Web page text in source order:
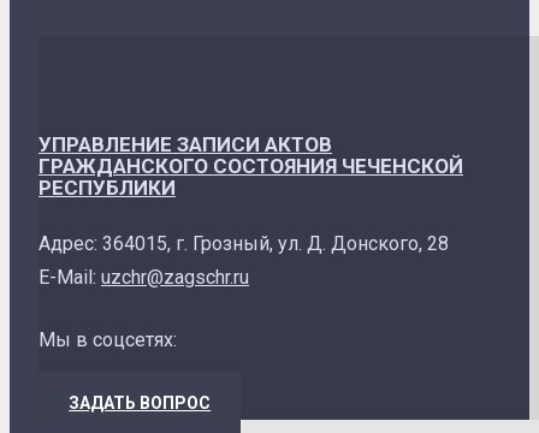
УПРАВЛЕНИЕ ЗАПИСИ АКТОВ
ГРАЖДАНСКОГО СОСТОЯНИЯ ЧЕЧЕНСКОЙ
РЕСПУБЛИКИ
Адрес: 364015, г. Грозный, ул. Д. Донского, 28
E-Mail: uzchr@zagschr.ru
Мы в соцсетях:
ЗАДАТЬ ВОПРОС